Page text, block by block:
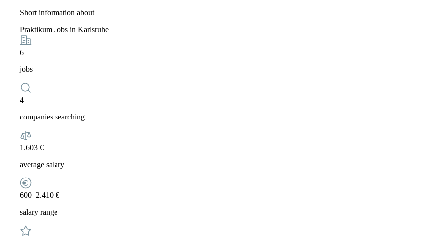
Short information about
Praktikum Jobs in Karlsruhe
6
jobs
4
companies searching
1.603 €
average salary
600–2.410 €
salary range